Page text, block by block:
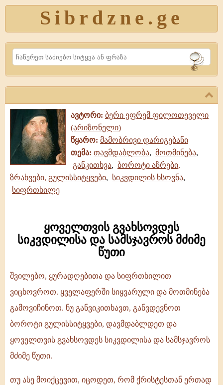
Sibrdzne.ge
Search
ავტორი: ბერი ეფრემ ფილოთეველი
(არიზონელი)
წყარო: მამობრივი დარიგებანი
თემა: თავმდაბლობა, მოთმინება,
განკითხვა, ბოროტი აზრები,
ზრახვები, გულისსიტყვები, სიკვდილის ხსოვნა,
სიფრთხილე
ყოველთვის გვახსოვდეს
სიკვდილისა და სამსჯავროს მძიმე
წუთი
წუთი
შვილებო, ყურადღებითა და სიფრთხილით
ვიცხოვროთ. ყველაფერში სიყვარული და მოთმინება
გამოვიჩინოთ. ნუ განვიკითხავთ, განვდევნოთ
ბოროტი გულისსიტყვები, დავმდაბლდეთ და
ყოველთვის გვახსოვდეს სიკვდილისა და სამსჯავროს
მძიმე წუთი.
თუ ასე მოიქცევით, იცოდეთ, რომ ქრისტესთან ერთად